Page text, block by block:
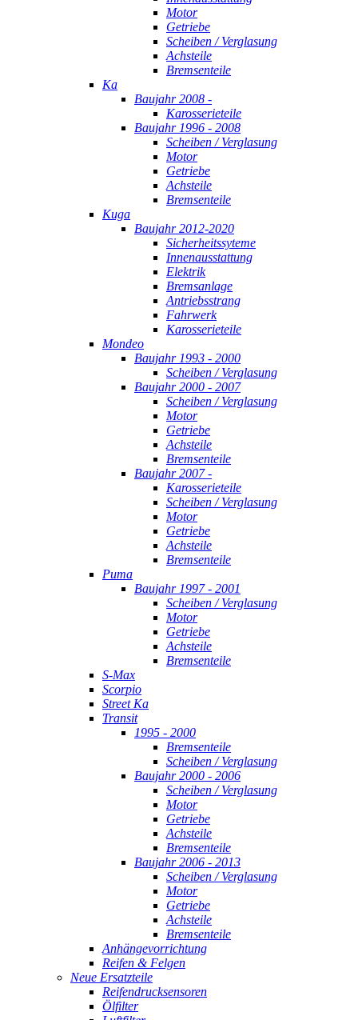
Motor
Getriebe
Scheiben / Verglasung
Achsteile
Bremsenteile
Ka
Baujahr 2008 -
Karosserieteile
Baujahr 1996 - 2008
Scheiben / Verglasung
Motor
Getriebe
Achsteile
Bremsenteile
Kuga
Baujahr 2012-2020
Sicherheitssyteme
Innenausstattung
Elektrik
Bremsanlage
Antriebsstrang
Fahrwerk
Karosserieteile
Mondeo
Baujahr 1993 - 2000
Scheiben / Verglasung
Baujahr 2000 - 2007
Scheiben / Verglasung
Motor
Getriebe
Achsteile
Bremsenteile
Baujahr 2007 -
Karosserieteile
Scheiben / Verglasung
Motor
Getriebe
Achsteile
Bremsenteile
Puma
Baujahr 1997 - 2001
Scheiben / Verglasung
Motor
Getriebe
Achsteile
Bremsenteile
S-Max
Scorpio
Street Ka
Transit
1995 - 2000
Bremsenteile
Scheiben / Verglasung
Baujahr 2000 - 2006
Scheiben / Verglasung
Motor
Getriebe
Achsteile
Bremsenteile
Baujahr 2006 - 2013
Scheiben / Verglasung
Motor
Getriebe
Achsteile
Bremsenteile
Anhängevorrichtung
Reifen & Felgen
Neue Ersatzteile
Reifendrucksensoren
Ölfilter